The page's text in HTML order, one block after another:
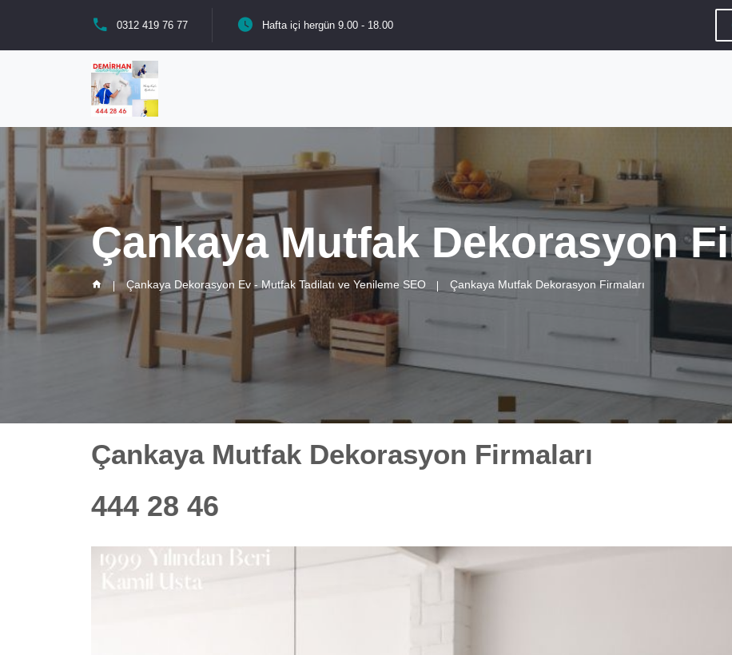
0312 419 76 77 Hafta içi hergün 9.00 - 18.00
Çankaya Mutfak Dekorasyon
Çankaya Dekorasyon Ev - Mutfak Tadilatı ve Yenileme SEO Çankaya Mutfak Dekorasyon Firmaları
Çankaya Mutfak Dekorasyon Firmaları
444 28 46